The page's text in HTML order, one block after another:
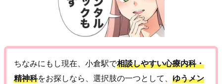
ちなみにもし現在、小倉駅で相談しやすい心療内科・
精神科をお探しなら、選択肢の一つとして、 ゆうメン